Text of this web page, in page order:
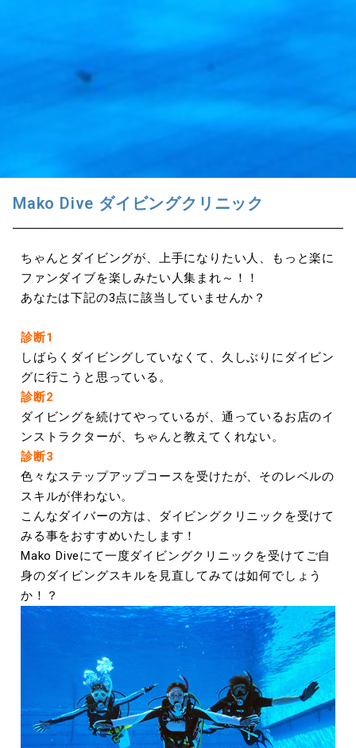
Mako Dive ダイビングクリニック
ちゃんとダイビングが、上手になりたい人、もっと楽に
ファンダイブを楽しみたい人集まれ～！！
あなたは下記の3点に該当していませんか？
診断1
しばらくダイビングしていなくて、久しぶりにダイビン
グに行こうと思っている。
診断2
ダイビングを続けてやっているが、通っているお店のイ
ンストラクターが、ちゃんと教えてくれない。
診断3
色々なステップアップコースを受けたが、そのレベルの
スキルが伴わない。
こんなダイバーの方は、ダイビングクリニックを受けて
みる事をおすすめいたします！
Mako Diveにて一度ダイビングクリニックを受けてご自
身のダイビングスキルを見直してみては如何でしょう
か！？